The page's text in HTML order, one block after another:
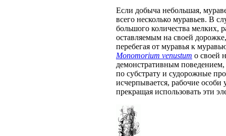
Если добыча небольшая,
всего несколько муравьев. В
большого количества мелких,
оставляемым на своей
перебегая от муравья к
Monomorium venustum о своей
демонстративным
по субстрату и судорожные
исчерпывается, рабочие
прекращая использовать эти